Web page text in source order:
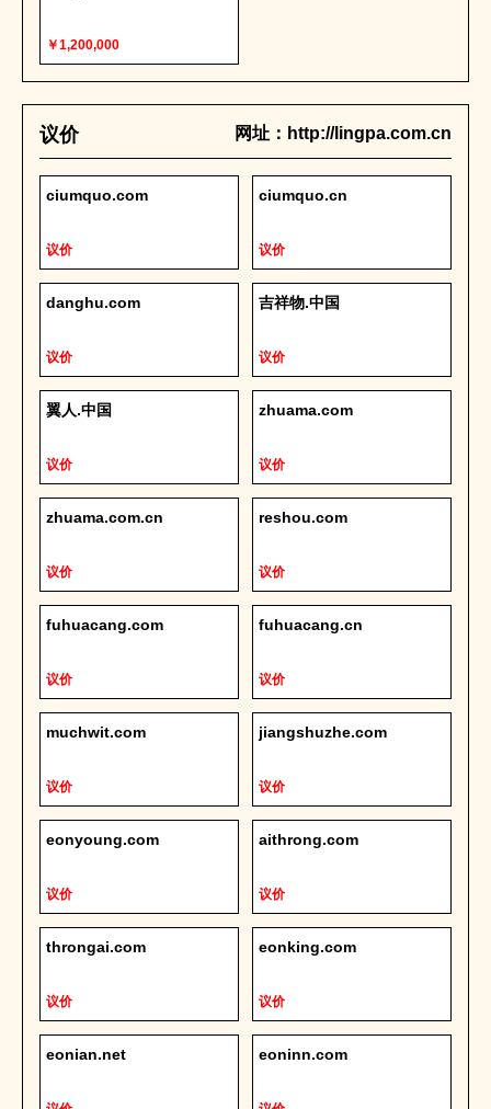
￥1,200,000
议价 网址：http://lingpa.com.cn
ciumquo.com
议价
ciumquo.cn
议价
danghu.com
议价
吉祥物.中国
议价
翼人.中国
议价
zhuama.com
议价
zhuama.com.cn
议价
reshou.com
议价
fuhuacang.com
议价
fuhuacang.cn
议价
muchwit.com
议价
jiangshuzhe.com
议价
eonyoung.com
议价
aithrong.com
议价
throngai.com
议价
eonking.com
议价
eonian.net eoninn.com